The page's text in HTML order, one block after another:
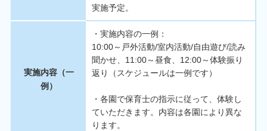
実施予定。
実施内容（一
例）
・実施内容の一例：
10:00～戸外活動/室内活動/自由遊び/読み
聞かせ、11:00～昼食、12:00～体験振り
返り（スケジュールは一例です）
・各園で保育士の指示に従って、体験し
ていただきます。内容は各園により異な
ります。